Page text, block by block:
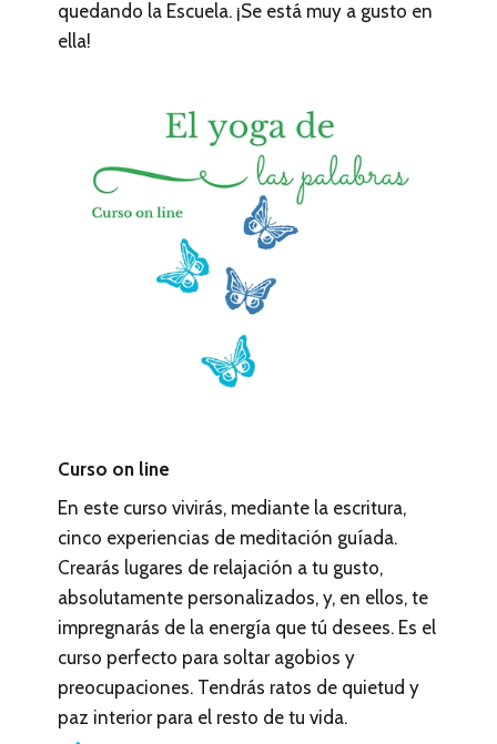
quedando la Escuela. ¡Se está muy a gusto en
ella!
Curso on line
En este curso vivirás, mediante la escritura,
cinco experiencias de meditación guíada.
Crearás lugares de relajación a tu gusto,
absolutamente personalizados, y, en ellos, te
impregnarás de la energía que tú desees. Es el
curso perfecto para soltar agobios y
preocupaciones. Tendrás ratos de quietud y
paz interior para el resto de tu vida.